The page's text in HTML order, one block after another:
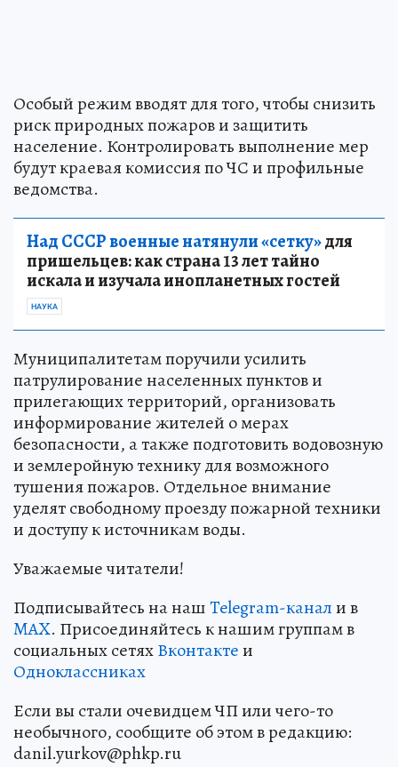
Особый режим вводят для того, чтобы снизить
риск природных пожаров и защитить
население. Контролировать выполнение мер
будут краевая комиссия по ЧС и профильные
ведомства.
Над СССР военные натянули «сетку»для
пришельцев: как страна 13 лет тайно
искала и изучала инопланетных гостей
НАУКА
Муниципалитетам поручили усилить
патрулирование населенных пунктов и
прилегающих территорий, организовать
информирование жителей о мерах
безопасности, а также подготовить водовозную
и землеройную технику для возможного
тушения пожаров. Отдельное внимание
уделят свободному проезду пожарной техники
и доступу к источникам воды.
Уважаемые читатели!
Подписывайтесь на нашTelegram-канали в
MAX. Присоединяйтесь к нашим группам в
социальных сетяхВконтактеи
Одноклассниках
Если вы стали очевидцем ЧП или чего-то
необычного, сообщите об этом в редакцию:
danil.yurkov@phkp.ru